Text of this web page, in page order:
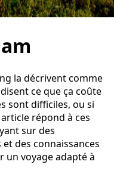
la décrivent comme
ce que ça coûte
sont difficiles, ou si
répond à ces
sur des
des connaissances
un voyage adapté à